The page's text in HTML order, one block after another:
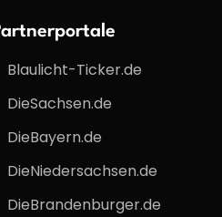
Blaulicht-Ticker.de
DieSachsen.de
DieBayern.de
DieNiedersachsen.de
DieBrandenburger.de